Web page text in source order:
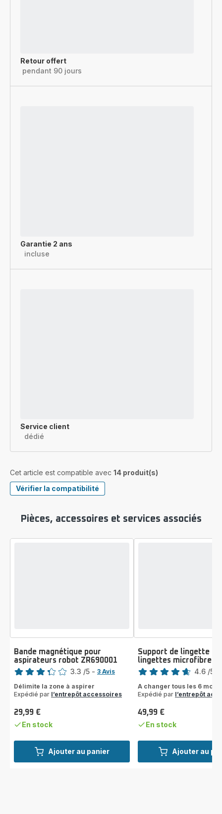
Retour offert
pendant 90 jours
Garantie 2 ans
incluse
Service client
dédié
Cet article est compatible avec 14 produit(s)
Vérifier la compatibilité
Pièces, accessoires et services associés
Ajouter au panier
Bande magnétique pour
aspirateurs robot ZR690001
Note
3.3 /5 - 3 Avis
Délimite la zone à aspirer
Expédié par l’entrepôt accessoires
Prix
29,99 €
En stock
Ajouter au
Support de lingette + 4
lingettes microfibre
Note
4.6 /5
A changer tous les 6 mois
Expédié par l’entrepôt
Prix
49,99 €
En stock